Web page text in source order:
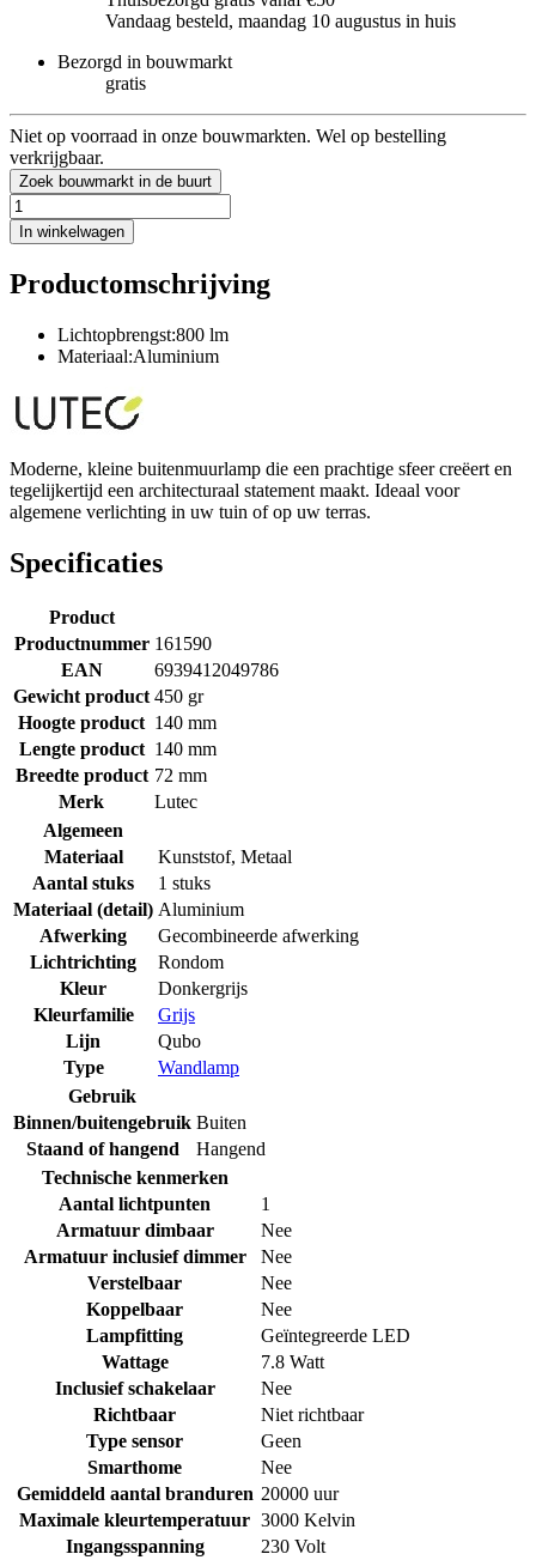
Vandaag besteld, maandag 10 augustus in huis
Bezorgd in bouwmarkt
gratis
Niet op voorraad in onze bouwmarkten. Wel op bestelling
verkrijgbaar.
Zoek bouwmarkt in de buurt
In winkelwagen
Productomschrijving
Lichtopbrengst:800 lm
Materiaal:Aluminium
Moderne, kleine buitenmuurlamp die een prachtige sfeer creëert en
tegelijkertijd een architecturaal statement maakt. Ideaal voor
algemene verlichting in uw tuin of op uw terras.
Specificaties
Product
Productnummer 161590
EAN
6939412049786
Gewicht product 450 gr
Hoogte product 140 mm
Lengte product 140 mm
Breedte product 72 mm
Merk
Lutec
Algemeen
Materiaal
Kunststof, Metaal
Aantal stuks
1 stuks
Materiaal (detail) Aluminium
Afwerking
Gecombineerde afwerking
Lichtrichting
Rondom
Kleur
Donkergrijs
Kleurfamilie
Grijs
Lijn
Qubo
Type
Wandlamp
Gebruik
Binnen/buitengebruik Buiten
Staand of hangend
Hangend
Technische kenmerken
Aantal lichtpunten
1
Armatuur dimbaar
Nee
Armatuur inclusief dimmer
Nee
Verstelbaar
Nee
Koppelbaar
Nee
Lampfitting
Geïntegreerde LED
Wattage
7.8 Watt
Inclusief schakelaar
Nee
Richtbaar
Niet richtbaar
Type sensor
Geen
Smarthome
Nee
Gemiddeld aantal branduren 20000 uur
Maximale kleurtemperatuur 3000 Kelvin
Ingangsspanning
230 Volt